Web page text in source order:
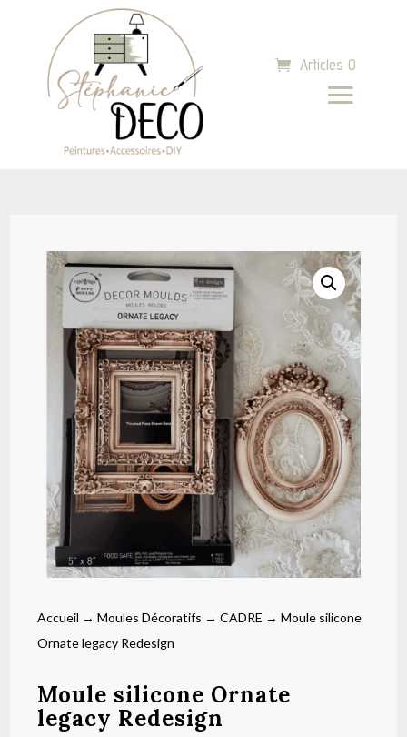
Articles 0
Accueil →Moules Décoratifs →CADRE → Moule silicone
Ornate legacy Redesign
Moule silicone Ornate
legacy Redesign